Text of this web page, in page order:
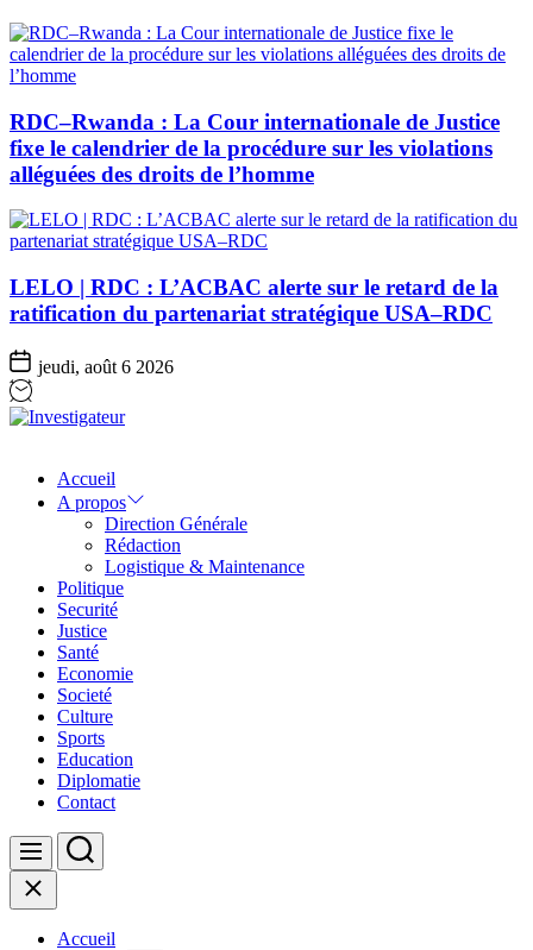
RDC–Rwanda : La Cour internationale de Justice
fixe le calendrier de la procédure sur les violations
alléguées des droits de l’homme
LELO | RDC : L’ACBAC alerte sur le retard de la
ratification du partenariat stratégique USA–RDC
jeudi, août 6 2026
Accueil
A propos
Direction Générale
Rédaction
Logistique & Maintenance
Politique
Securité
Justice
Santé
Economie
Societé
Culture
Sports
Education
Diplomatie
Contact
Menu Search
Close
Accueil